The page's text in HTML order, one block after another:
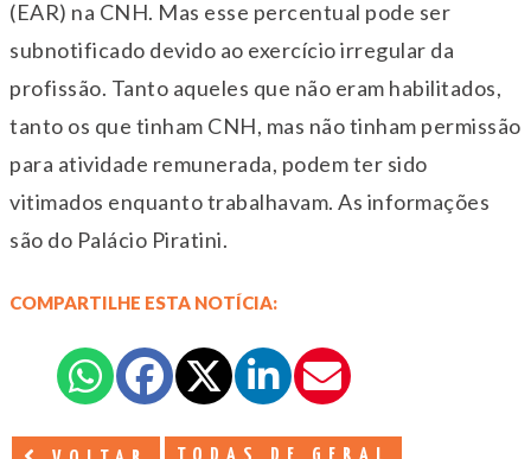
(EAR) na CNH. Mas esse percentual pode ser
subnotificado devido ao exercício irregular da
profissão. Tanto aqueles que não eram habilitados,
tanto os que tinham CNH, mas não tinham permissão
para atividade remunerada, podem ter sido
vitimados enquanto trabalhavam. As informações
são do Palácio Piratini.
COMPARTILHE ESTA NOTÍCIA: